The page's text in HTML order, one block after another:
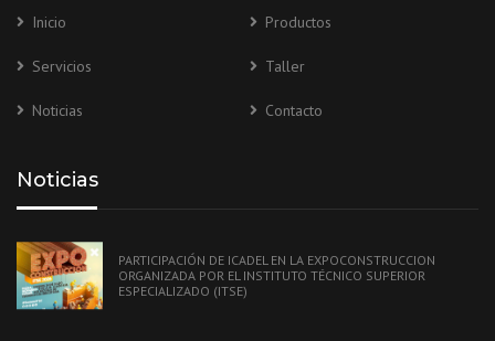
Inicio Productos
Servicios Taller
Noticias Contacto
Noticias
PARTICIPACIÓN DE ICADEL EN LA EXPOCONSTRUCCION
ORGANIZADA POR EL INSTITUTO TÉCNICO SUPERIOR
ESPECIALIZADO (ITSE)